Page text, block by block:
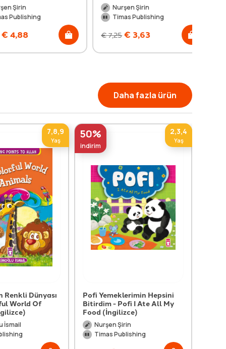
Nurşen Şirin
Timas Publishing
7,25 €3,63
Daha fazla ürün
7,8,9
Yaş
Renkli Dünyası
World Of
İsmail
50%
indirim
2,3,4
Yaş
Pofi Yemeklerimin Hepsini
Bitirdim - Pofi I Ate All My
Food (İngilizce)
Nurşen Şirin
Timas Publishing